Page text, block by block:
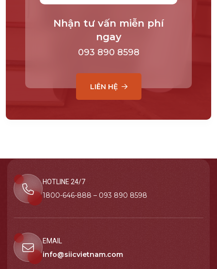
Nhận tư vấn miễn phí
ngay
093 890 8598
LIÊN HỆ
HOTLINE 24/7
1800-646-888 – 093 890 8598
EMAIL
info@siicvietnam.com